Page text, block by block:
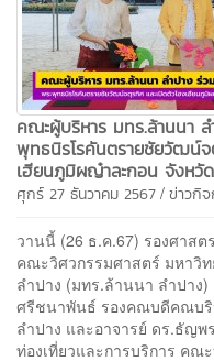
คณะผู้บริหาร มทร.ล้านนา
พุทธนิรโรคันตรายชัยวัฒน์จ
เฮียนภูมิผญ๋าละกอน จังหวั
ศุกร์ 27 ธันวาคม 2567 / ข่าวกิ
วานนี้ (26 ธ.ค.67) รองศาส
คณะวิศวกรรมศาสตร์ มหาวิ
ลำปาง (มทร.ล้านนา ลำปา
ศรีชนาพันธ์ รองคณบดีคณบริ
ลำปาง และอาจารย์ ดร.ธัญพ
ท่องเที่ยวและการบริการ คณ